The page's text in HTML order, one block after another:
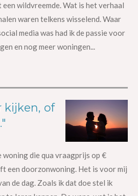
een wildvreemde. Wat is het verhaal
waren telkens wisselend. Waar
media was had ik de passie voor
en nog meer woningen...
kijken, of
woning die qua vraagprijs op €
een doorzonwoning. Het is voor mij
de dag. Zoals ik dat doe stel ik